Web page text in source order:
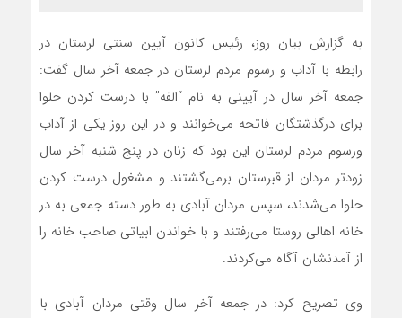
به گزارش بیان روز، رئیس کانون آیین سنتی لرستان در
رابطه با آداب و رسوم مردم لرستان در جمعه آخر سال گفت:
جمعه آخر سال در آیینی به نام “الفه” با درست کردن حلوا
برای درگذشتگان فاتحه می‌خوانند و در این روز یکی از آداب
ورسوم مردم لرستان این بود که زنان در پنج شنبه آخر سال
زودتر مردان از قبرستان برمی‌گشتند و مشغول درست کردن
حلوا می‌شدند، سپس مردان آبادی به طور دسته جمعی به در
خانه اهالی روستا می‌رفتند و با خواندن ابیاتی صاحب خانه را
از آمدنشان آگاه می‌کردند.
وی تصریح کرد: در جمعه آخر سال وقتی مردان آبادی با